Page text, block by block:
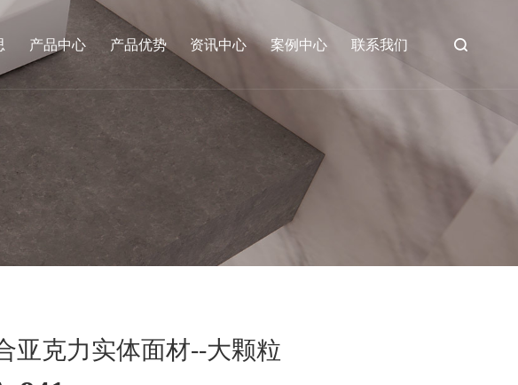
产品中心 产品优势 资讯中心 案例中心 联系我们
亚克力实体面材--大颗粒